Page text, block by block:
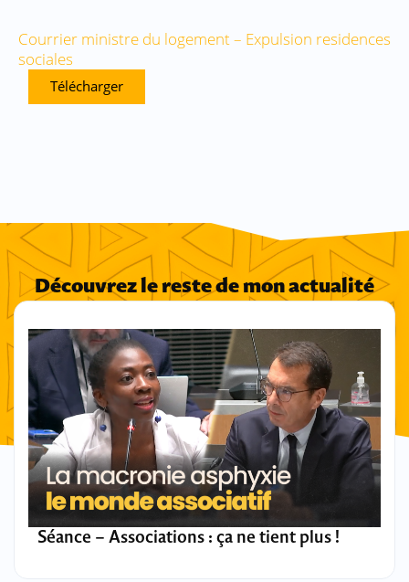
Courrier ministre du logement – Expulsion residences
sociales
Télécharger
Découvrez le reste de mon actualité
Séance – Associations : ça ne tient plus !